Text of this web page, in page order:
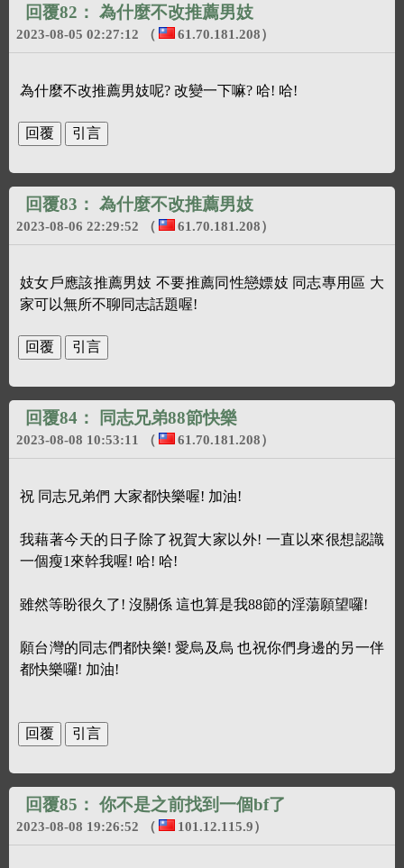
回覆82： 為什麼不改推薦男妓
2023-08-05 02:27:12 （ 61.70.181.208）
為什麼不改推薦男妓呢? 改變一下嘛? 哈! 哈!
回覆83： 為什麼不改推薦男妓
2023-08-06 22:29:52 （ 61.70.181.208）
妓女戶應該推薦男妓 不要推薦同性戀嫖妓 同志專用區 大
家可以無所不聊同志話題喔!
回覆84： 同志兄弟88節快樂
2023-08-08 10:53:11 （ 61.70.181.208）
祝 同志兄弟們 大家都快樂喔! 加油!
我藉著今天的日子除了祝賀大家以外! 一直以來很想認識
一個瘦1來幹我喔! 哈! 哈!
雖然等盼很久了! 沒關係 這也算是我88節的淫蕩願望囉!
願台灣的同志們都快樂! 愛烏及烏 也祝你們身邊的另一伴
都快樂囉! 加油!
回覆85： 你不是之前找到一個bf了
2023-08-08 19:26:52 （ 101.12.115.9）